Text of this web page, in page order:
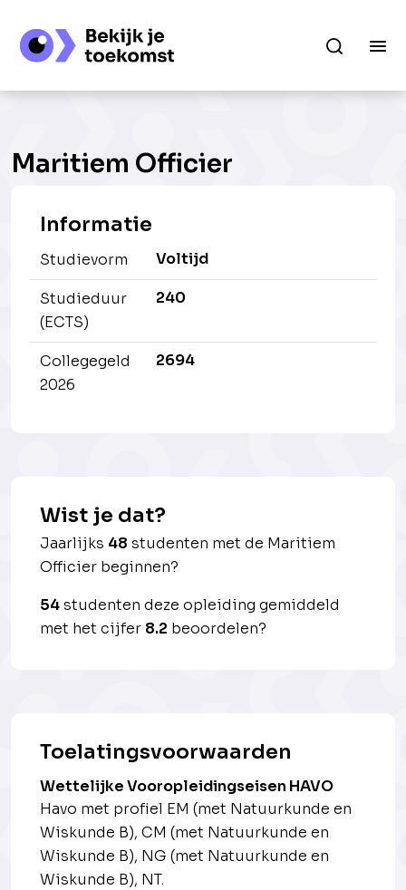
Maritiem Officier
Informatie
Studievorm Voltijd
Studieduur
(ECTS)
240
Collegegeld
2026
2694
Wist je dat?
Jaarlijks 48 studenten met de Maritiem
Officier beginnen?
54studenten deze opleiding gemiddeld
met het cijfer 8.2 beoordelen?
Toelatingsvoorwaarden
Wettelijke Vooropleidingseisen HAVO
Havo met profiel EM (met Natuurkunde en
Wiskunde B), CM (met Natuurkunde en
Wiskunde B), NG (met Natuurkunde en
Wiskunde B), NT.